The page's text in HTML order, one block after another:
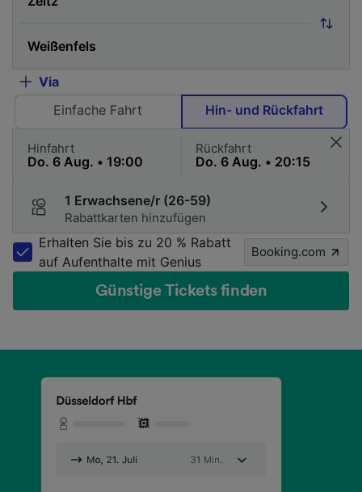
Via
Einfache Fahrt
Hin- und Rückfahrt
Hinfahrt Rückfahrt
1 Erwachsene/r (26-59)
Rabattkarten hinzufügen
Erhalten Sie bis zu 20 % Rabatt
auf Aufenthalte mit Genius
Booking.com
Günstige Tickets finden